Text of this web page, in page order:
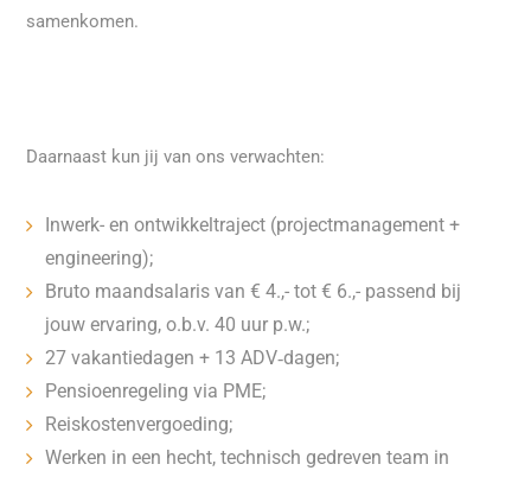
samenkomen.
Daarnaast kun jij van ons verwachten:
Inwerk- en ontwikkeltraject (projectmanagement +
engineering);
Bruto maandsalaris van € 4.,- tot € 6.,- passend bij
jouw ervaring, o.b.v. 40 uur p.w.;
27 vakantiedagen + 13 ADV‑dagen;
Pensioenregeling via PME;
Reiskostenvergoeding;
Werken in een hecht, technisch gedreven team in